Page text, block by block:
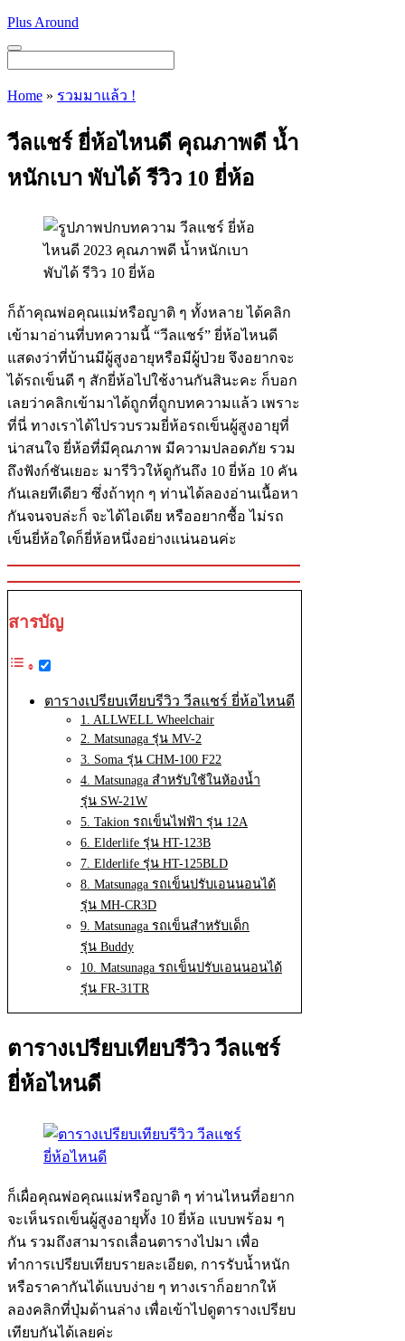
Skip
content
Plus Around
Menu
Home » รวมมาแล้ว !
วีลแชร์ ยี่ห้อไหนดี คุณภาพดี น้ำ
หนักเบา พับได้ รีวิว 10 ยี่ห้อ
ก็ถ้าคุณพ่อคุณแม่หรือญาติ ๆ ทั้งหลาย ได้คลิก
เข้ามาอ่านที่บทความนี้ “วีลแชร์” ยี่ห้อไหนดี
แสดงว่าที่บ้านมีผู้สูงอายุหรือมีผู้ป่วย จึงอยากจะ
ได้รถเข็นดี ๆ สักยี่ห้อไปใช้งานกันสินะคะ ก็บอก
เลยว่าคลิกเข้ามาได้ถูกที่ถูกบทความแล้ว เพราะ
ที่นี่ ทางเราได้ไปรวบรวมยี่ห้อรถเข็นผู้สูงอายุที่
น่าสนใจ ยี่ห้อที่มีคุณภาพ มีความปลอดภัย รวม
ถึงฟังก์ชันเยอะ มารีวิวให้ดูกันถึง 10 ยี่ห้อ 10 คัน
กันเลยทีเดียว ซึ่งถ้าทุก ๆ ท่านได้ลองอ่านเนื้อหา
กันจนจบล่ะก็ จะได้ไอเดีย หรืออยากซื้อ ไม่รถ
เข็นยี่ห้อใดก็ยี่ห้อหนึ่งอย่างแน่นอนค่ะ
สารบัญ
ตารางเปรียบเทียบรีวิว วีลแชร์ ยี่ห้อไหนดี
1. ALLWELL Wheelchair
2. Matsunaga รุ่น MV-2
3. Soma รุ่น CHM-100 F22
4. Matsunaga สำหรับใช้ในห้องน้ำ
รุ่น SW-21W
5. Takion รถเข็นไฟฟ้า รุ่น 12A
6. Elderlife รุ่น HT-123B
7. Elderlife รุ่น HT-125BLD
8. Matsunaga รถเข็นปรับเอนนอนได้
รุ่น MH-CR3D
9. Matsunaga รถเข็นสำหรับเด็ก
รุ่น Buddy
10. Matsunaga รถเข็นปรับเอนนอนได้
รุ่น FR-31TR
ตารางเปรียบเทียบรีวิว วีลแชร์
ยี่ห้อไหนดี
ก็เผื่อคุณพ่อคุณแม่หรือญาติ ๆ ท่านไหนที่อยาก
จะเห็นรถเข็นผู้สูงอายุทั้ง 10 ยี่ห้อ แบบพร้อม ๆ
กัน รวมถึงสามารถเลื่อนตารางไปมา เพื่อ
ทำการเปรียบเทียบรายละเอียด, การรับน้ำหนัก
หรือราคากันได้แบบง่าย ๆ ทางเราก็อยากให้
ลองคลิกที่ปุ่มด้านล่าง เพื่อเข้าไปดูตารางเปรียบ
เทียบกันได้เลยค่ะ